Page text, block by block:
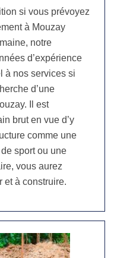
si vous prévoyez
à Mouzay
notre
d’expérience
à nos services si
d’une
Il est
brut en vue d’y
comme une
sport ou une
vous aurez
et à construire.